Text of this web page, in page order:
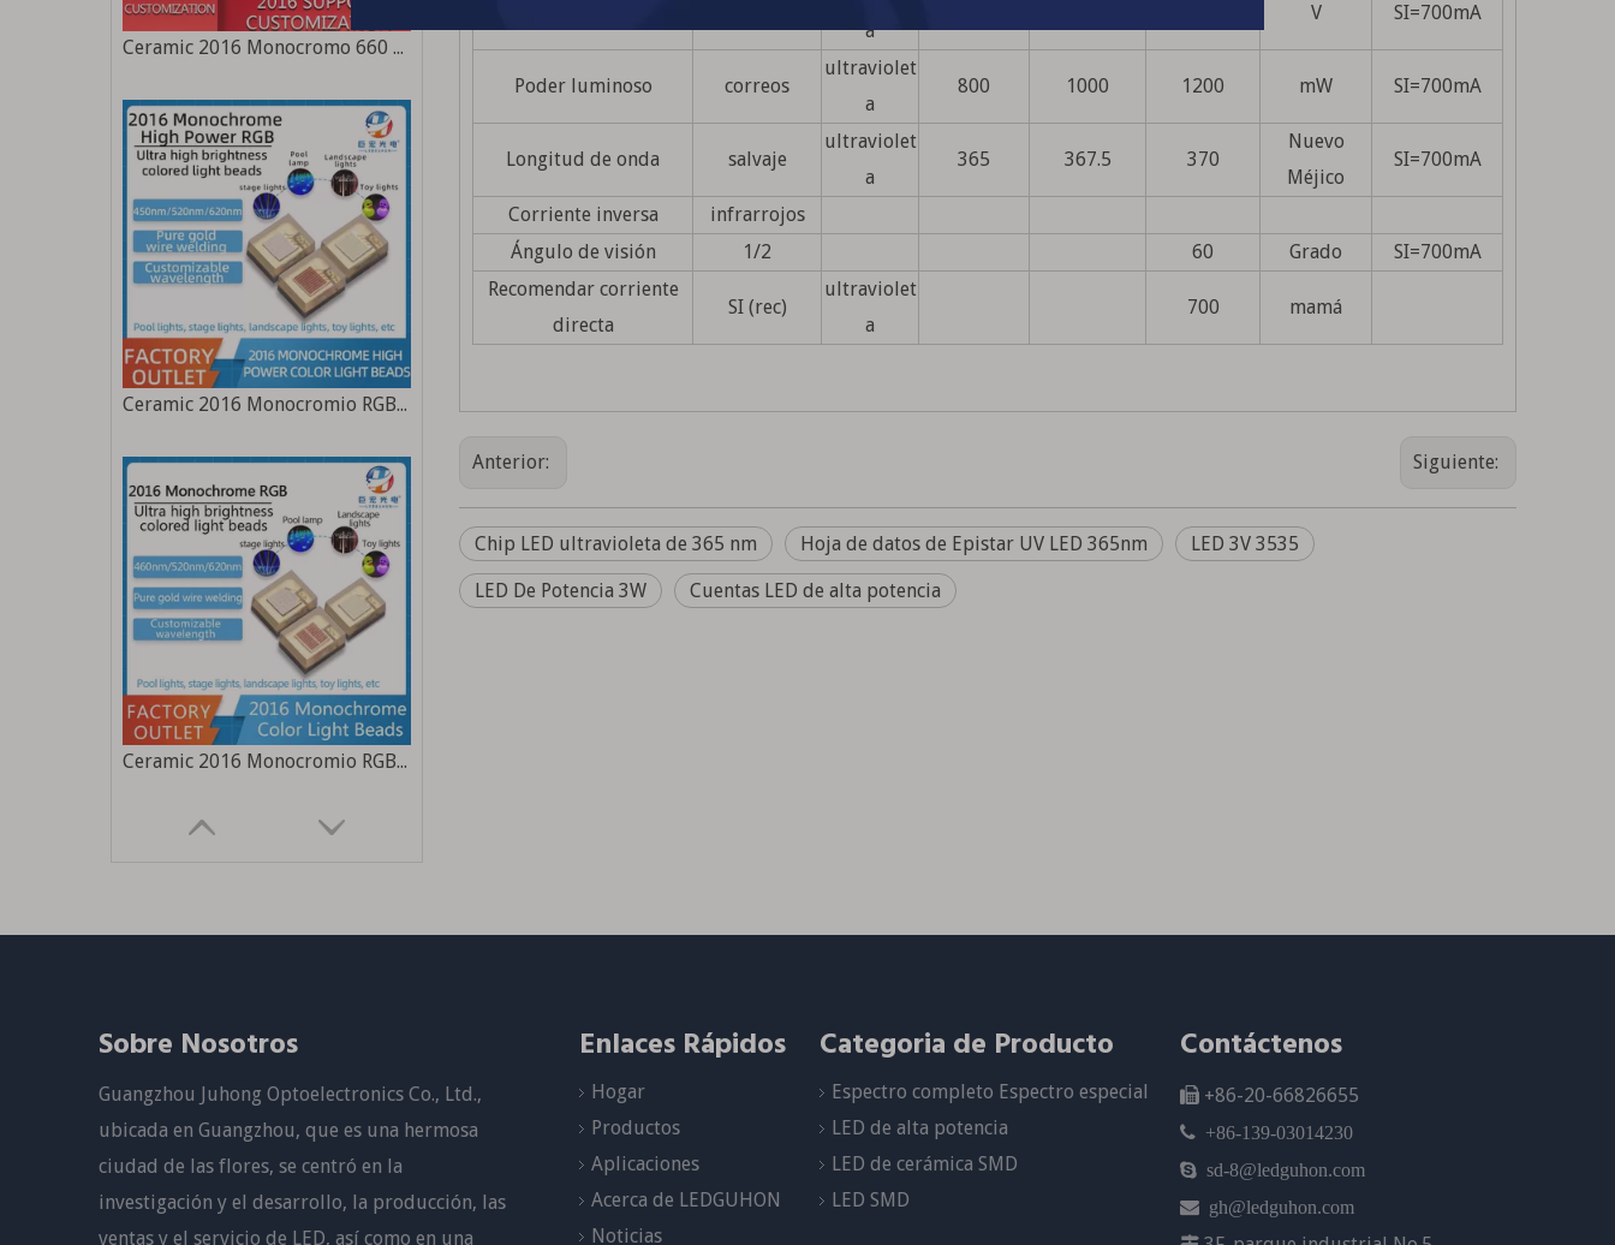
Ceramic 2016 Monocromo 660 nm Fuente de luz LED de belleza de alta potencia de alta potencia
Ceramic 2016 Monocromio RGB 9W Alta potencia Ultra High Brillo Piscina Fuente de luz Fuente de luz de color especial
Ceramic 2016 Monocromio RGB 3W Alta potencia Ultra High Brillo Piscina Fuente de luz de luz Fuente de luz especial
a
V SI=700mA
Poder luminoso correos
ultraviolet
a
800 1000 1200 mW SI=700mA
Longitud de onda salvaje
ultraviolet
a
365 367.5 370
Nuevo
Méjico
SI=700mA
Corriente inversa
infrarrojos
Ángulo de visión
1/2 60 Grado
SI=700mA
Recomendar corriente
directa
SI (rec)
ultraviolet
a
700 mamá
Anterior: Siguiente:
Chip LED ultravioleta de 365 nm Hoja de datos de Epistar UV LED 365nm LED 3V 3535
LED De Potencia 3W Cuentas LED de alta potencia
Sobre Nosotros
Guangzhou Juhong Optoelectronics Co., Ltd.,
ubicada en Guangzhou, que es una hermosa
ciudad de las flores, se centró en la
investigación y el desarrollo, la producción, las
ventas y el servicio de LED, así como en una
Enlaces Rápidos
Hogar
Productos
Aplicaciones
Acerca de LEDGUHON
Noticias
Categoria de Producto
Espectro completo Espectro especial
LED de alta potencia
LED de cerámica SMD
LED SMD
Contáctenos
 +86-20-66826655
 +86-139-03014230
 sd-8@ledguhon.com
 gh@ledguhon.com